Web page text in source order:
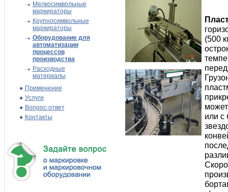
Мелкосимвольные
маркираторы
Крупносимвольные
маркираторы
Оборудование для
автоматизации
процессов
производства
Расходные
материалы
Применение
Услуги
Вопрос-ответ
Контакты
(500
или с